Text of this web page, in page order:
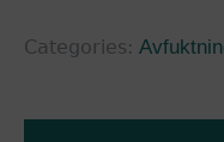
Categories: